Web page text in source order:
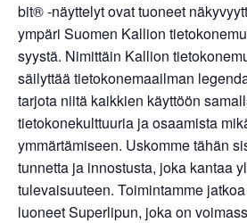
bit® -näyttelyt ovat tuoneet
ympäri Suomen Kallion
syystä. Nimittäin Kallion
säilyttää tietokonemaailman
tarjota niitä kaikkien käyttöön
tietokonekulttuuria ja osaamista
ymmärtämiseen. Uskomme tähän
tunnetta ja innostusta, joka kantaa
tulevaisuuteen. Toimintamme
luoneet Superlipun, joka on